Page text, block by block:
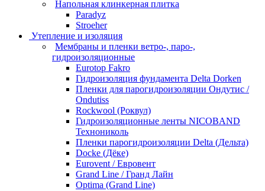
Напольная клинкерная плитка
Paradyz
Stroeher
Утепление и изоляция
Мембраны и пленки ветро-, паро-,
гидроизоляционные
Eurotop Fakro
Гидроизоляция фундамента Delta Dorken
Пленки для парогидроизоляции Ондутис /
Ondutiss
Rockwool (Роквул)
Гидроизоляционные ленты NICOBAND
Технониколь
Пленки парогидроизоляции Delta (Дельта)
Docke (Дёке)
Eurovent / Евровент
Grand Line / Гранд Лайн
Optima (Grand Line)